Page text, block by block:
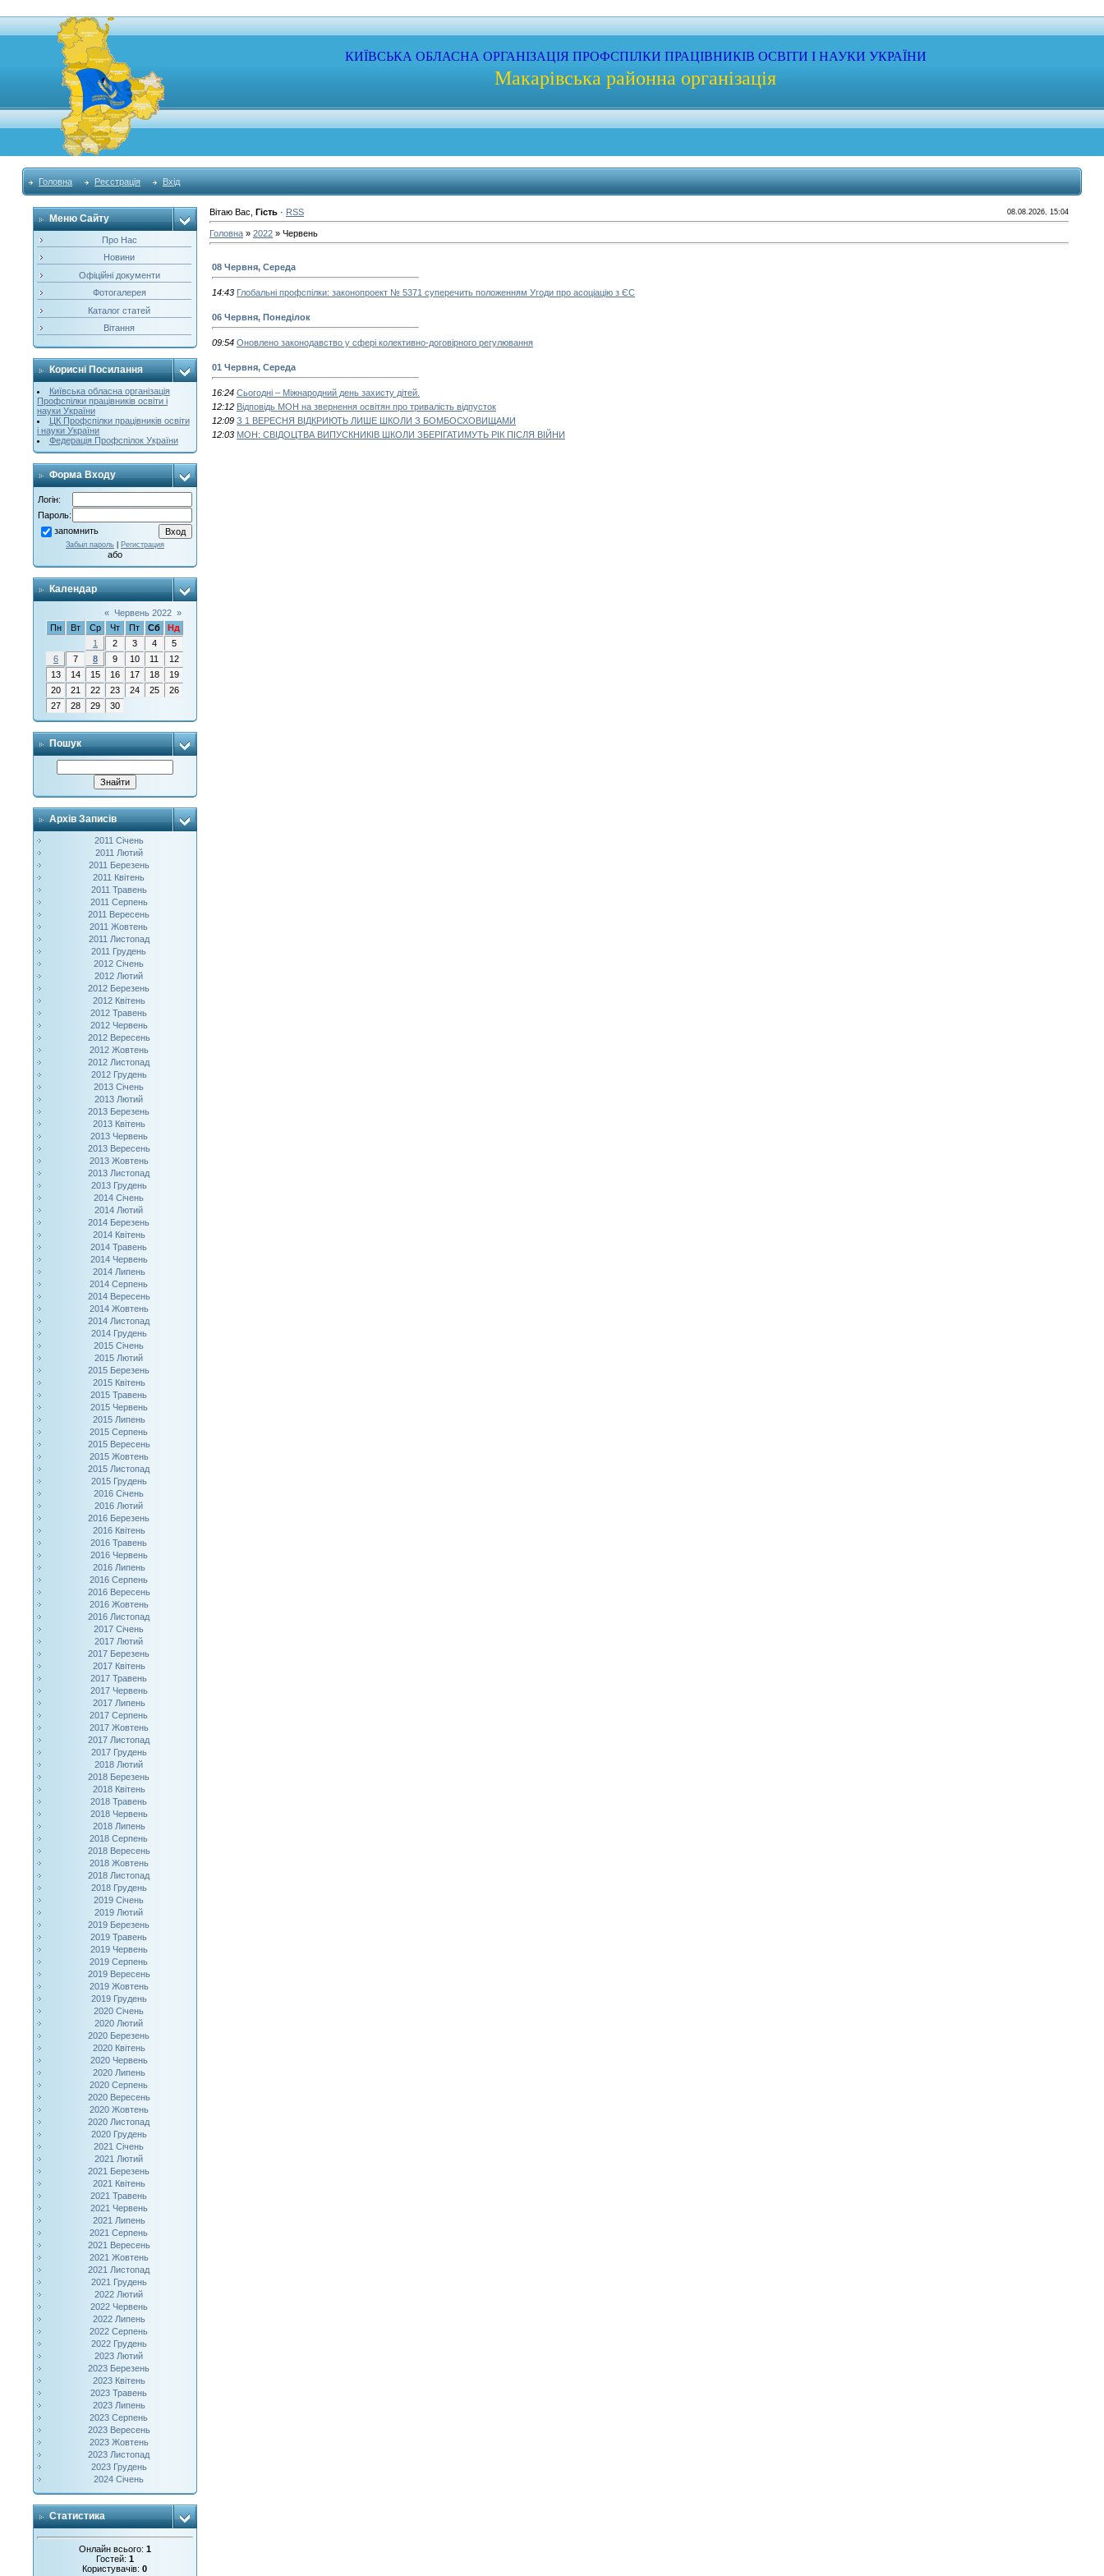
КИЇВСЬКА ОБЛАСНА ОРГАНІЗАЦІЯ ПРОФСПІЛКИ ПРАЦІВНИКІВ ОСВІТИ І НАУКИ УКРАЇНИ
Макарівська районна організація
Головна Реєстрація Вхід
Меню Сайту
Про Нас
Новини
Офіційні документи
Фотогалерея
Каталог статей
Вітання
Корисні Посилання
Київська обласна організація
Профспілки працівників освіти і
науки України
ЦК Профспілки працівників освіти
і науки України
Федерація Профспілок України
Форма Входу
Логін:
Пароль:
запомнить
Забыл пароль| Регистрация
або
Календар
« Червень 2022 »
Пн
Вт Ср Чт Пт Сб
Нд
1
2 3 4
5
6
7 8 9 10 11
12
13
14 15 16 17 18
19
20
21 22 23 24 25
26
27
28 29 30
Пошук
Архів Записів
2011 Січень
2011 Лютий
2011 Березень
2011 Квітень
2011 Травень
2011 Серпень
2011 Вересень
2011 Жовтень
2011 Листопад
2011 Грудень
2012 Січень
2012 Лютий
2012 Березень
2012 Квітень
2012 Травень
2012 Червень
2012 Вересень
2012 Жовтень
2012 Листопад
2012 Грудень
2013 Січень
2013 Лютий
2013 Березень
2013 Квітень
2013 Червень
2013 Вересень
2013 Жовтень
2013 Листопад
2013 Грудень
2014 Січень
2014 Лютий
2014 Березень
2014 Квітень
2014 Травень
2014 Червень
2014 Липень
2014 Серпень
2014 Вересень
2014 Жовтень
2014 Листопад
2014 Грудень
2015 Січень
2015 Лютий
2015 Березень
2015 Квітень
2015 Травень
2015 Червень
2015 Липень
2015 Серпень
2015 Вересень
2015 Жовтень
2015 Листопад
2015 Грудень
2016 Січень
2016 Лютий
2016 Березень
2016 Квітень
2016 Травень
2016 Червень
2016 Липень
2016 Серпень
2016 Вересень
2016 Жовтень
2016 Листопад
2017 Січень
2017 Лютий
2017 Березень
2017 Квітень
2017 Травень
2017 Червень
2017 Липень
2017 Серпень
2017 Жовтень
2017 Листопад
2017 Грудень
2018 Лютий
2018 Березень
2018 Квітень
2018 Травень
2018 Червень
2018 Липень
2018 Серпень
2018 Вересень
2018 Жовтень
2018 Листопад
2018 Грудень
2019 Січень
2019 Лютий
2019 Березень
2019 Травень
2019 Червень
2019 Серпень
2019 Вересень
2019 Жовтень
2019 Грудень
2020 Січень
2020 Лютий
2020 Березень
2020 Квітень
2020 Червень
2020 Липень
2020 Серпень
2020 Вересень
2020 Жовтень
2020 Листопад
2020 Грудень
2021 Січень
2021 Лютий
2021 Березень
2021 Квітень
2021 Травень
2021 Червень
2021 Липень
2021 Серпень
2021 Вересень
2021 Жовтень
2021 Листопад
2021 Грудень
2022 Лютий
2022 Червень
2022 Липень
2022 Серпень
2022 Грудень
2023 Лютий
2023 Березень
2023 Квітень
2023 Травень
2023 Липень
2023 Серпень
2023 Вересень
2023 Жовтень
2023 Листопад
2023 Грудень
2024 Січень
Статистика
Онлайн всього: 1
Гостей: 1
Користувачів:0
Вітаю Вас Гість· RSS 08.08.2026, 15:04
Головна» 2022 » Червень
08 Червня, Середа
14:43 Глобальні профспілки: законопроект № 5371 суперечить положенням Угоди про асоціацію з ЄС
06 Червня, Понеділок
09:54 Оновлено законодавство у сфері колективно-договірного регулювання
01 Червня, Середа
16:24 Сьогодні – Міжнародний день захисту дітей.
12:12 Відповідь МОН на звернення освітян про тривалість відпусток
12:09 З 1 ВЕРЕСНЯ ВІДКРИЮТЬ ЛИШЕ ШКОЛИ З БОМБОСХОВИЩАМИ
12:03 МОН: СВІДОЦТВА ВИПУСКНИКІВ ШКОЛИ ЗБЕРІГАТИМУТЬ РІК ПІСЛЯ ВІЙНИ